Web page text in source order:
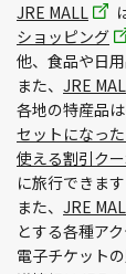
JRE MALL
ショッピング
他、食品や日
また、 JRE
各地の特産品
セットになっ
使える割引ク
に旅行できます
また、 JRE
とする各種ア
電子チケット